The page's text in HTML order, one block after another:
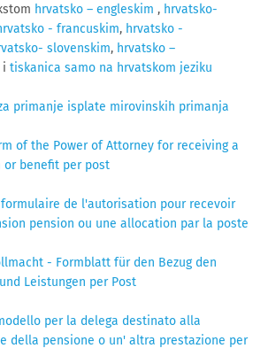
hrvatsko – engleskim , hrvatsko-
- francuskim, hrvatsko -
slovenskim, hrvatsko –
i tiskanica samo na hrvatskom jeziku
primanje isplate mirovinskih primanja
of the Power of Attorney for receiving a
or benefit per post
formulaire de l'autorisation pour recevoir
pension ou une allocation par la poste
- Formblatt für den Bezug den
Leistungen per Post
per la delega destinato alla
della pensione o un' altra prestazione per